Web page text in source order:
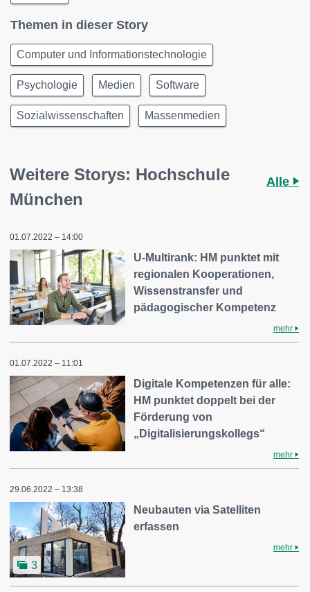
Themen in dieser Story
Computer und Informationstechnologie
Psychologie Medien Software
Sozialwissenschaften Massenmedien
Weitere Storys: Hochschule
München
Alle
01.07.2022 – 14:00
U-Multirank: HM punktet mit
regionalen Kooperationen,
Wissenstransfer und
pädagogischer Kompetenz
mehr
01.07.2022 – 11:01
Digitale Kompetenzen für alle:
HM punktet doppelt bei der
Förderung von
„Digitalisierungskollegs“
mehr
29.06.2022 – 13:38
3
Neubauten via Satelliten
erfassen
mehr